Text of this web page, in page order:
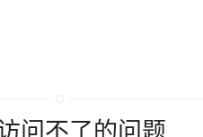
问不了的问题